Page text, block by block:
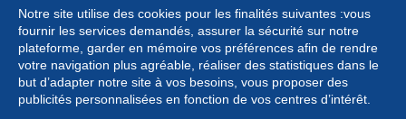
Notre site utilise des cookies pour les finalités suivantes :vous
fournir les services demandés, assurer la sécurité sur notre
plateforme, garder en mémoire vos préférences afin de rendre
votre navigation plus agréable, réaliser des statistiques dans le
but d’adapter notre site à vos besoins, vous proposer des
publicités personnalisées en fonction de vos centres d’intérêt.
Collection